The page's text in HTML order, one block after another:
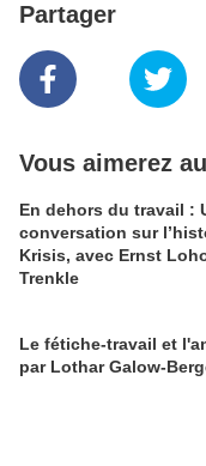
Partager
Vous aimerez
En dehors du travail :
conversation sur
Krisis, avec Ernst
Trenkle
Le fétiche-travail et
par Lothar Galow-